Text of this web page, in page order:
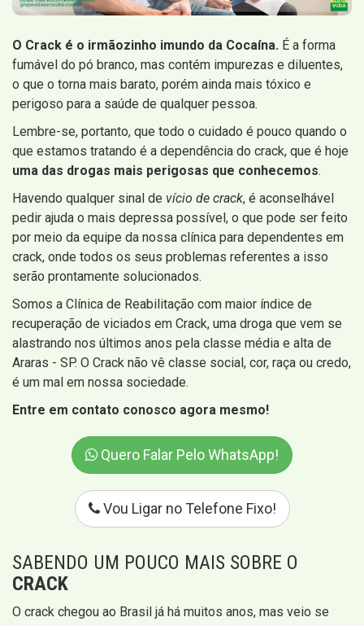
O Crack é o irmãozinho imundo da Cocaína. É a forma
fumável do pó branco, mas contém impurezas e diluentes,
o que o torna mais barato, porém ainda mais tóxico e
perigoso para a saúde de qualquer pessoa.
Lembre-se, portanto, que todo o cuidado é pouco quando o
que estamos tratando é a dependência do crack, que é hoje
uma das drogas mais perigosas que conhecemos.
Havendo qualquer sinal de vício de crack, é aconselhável
pedir ajuda o mais depressa possível, o que pode ser feito
por meio da equipe da nossa clínica para dependentes em
crack, onde todos os seus problemas referentes a isso
serão prontamente solucionados.
Somos a Clínica de Reabilitação com maior índice de
recuperação de viciados em Crack, uma droga que vem se
alastrando nos últimos anos pela classe média e alta de
Araras - SP. O Crack não vê classe social, cor, raça ou credo,
é um mal em nossa sociedade.
Entre em contato conosco agora mesmo!
Quero Falar Pelo WhatsApp!
Vou Ligar no Telefone Fixo!
SABENDO UM POUCO MAIS SOBRE O
CRACK
O crack chegou ao Brasil já há muitos anos, mas veio se